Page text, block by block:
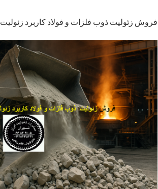
فروش زئولیت ذوب فلزات و فولاد کاربرد زئولیت